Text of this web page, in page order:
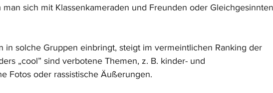
sich mit Klassenkameraden und Freunden oder Gleichgesinnten
in solche Gruppen einbringt, steigt im vermeintlichen Ranking der
„cool” sind verbotene Themen, z. B. kinder- und
Fotos oder rassistische Äußerungen.